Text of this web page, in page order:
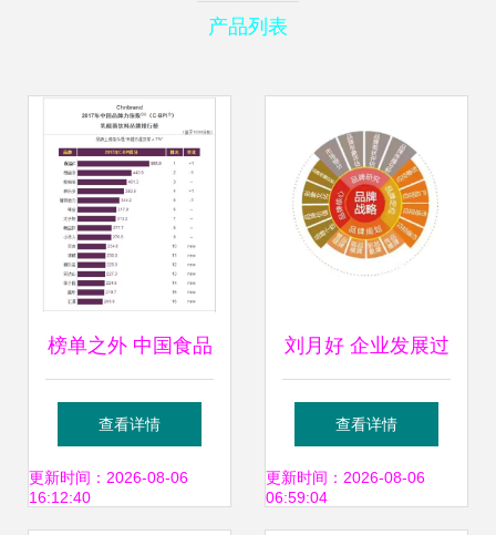
产品列表
榜单之外 中国食品
饮料品牌力的真实
较量
查看详情
更新时间：2026-08-06
16:12:40
刘月好 企业发展过
程中品牌战略的重
要性与品牌管理
查看详情
更新时间：2026-08-06
06:59:04